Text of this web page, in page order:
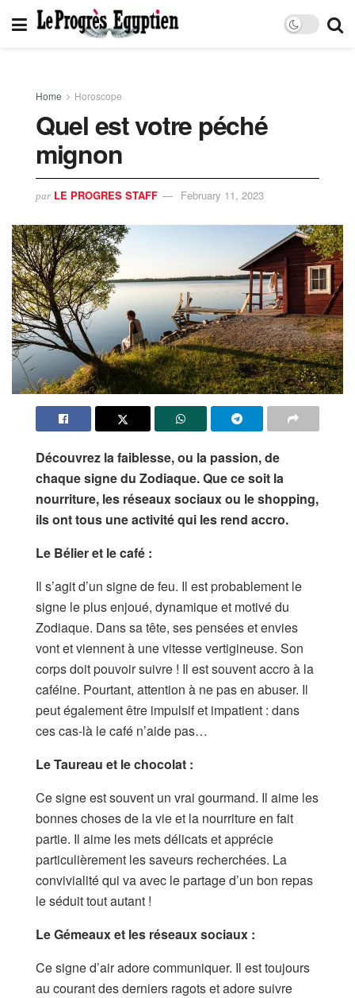
Home Horoscope
Quel est votre péché
mignon
par LE PROGRES STAFF February 11, 2023
Découvrez la faiblesse, ou la passion, de
chaque signe du Zodiaque. Que ce soit la
nourriture, les réseaux sociaux ou le shopping,
ils ont tous une activité qui les rend accro.
Le Bélier et le café :
Il s’agit d’un signe de feu. Il est probablement le
signe le plus enjoué, dynamique et motivé du
Zodiaque. Dans sa tête, ses pensées et envies
vont et viennent à une vitesse vertigineuse. Son
corps doit pouvoir suivre ! Il est souvent accro à la
caféine. Pourtant, attention à ne pas en abuser. Il
peut également être impulsif et impatient : dans
ces cas-là le café n’aide pas…
Le Taureau et le chocolat :
Ce signe est souvent un vrai gourmand. Il aime les
bonnes choses de la vie et la nourriture en fait
partie. Il aime les mets délicats et apprécie
particulièrement les saveurs recherchées. La
convivialité qui va avec le partage d’un bon repas
le séduit tout autant !
Le Gémeaux et les réseaux sociaux :
Ce signe d’air adore communiquer. Il est toujours
au courant des derniers ragots et adore suivre